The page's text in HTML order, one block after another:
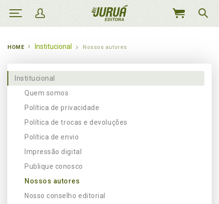
MEU
HOME Institucional Nossos autores
Institucional
Quem somos
Política de privacidade
Política de trocas e devoluções
Política de envio
Impressão digital
Publique conosco
Nossos autores
Nosso conselho editorial